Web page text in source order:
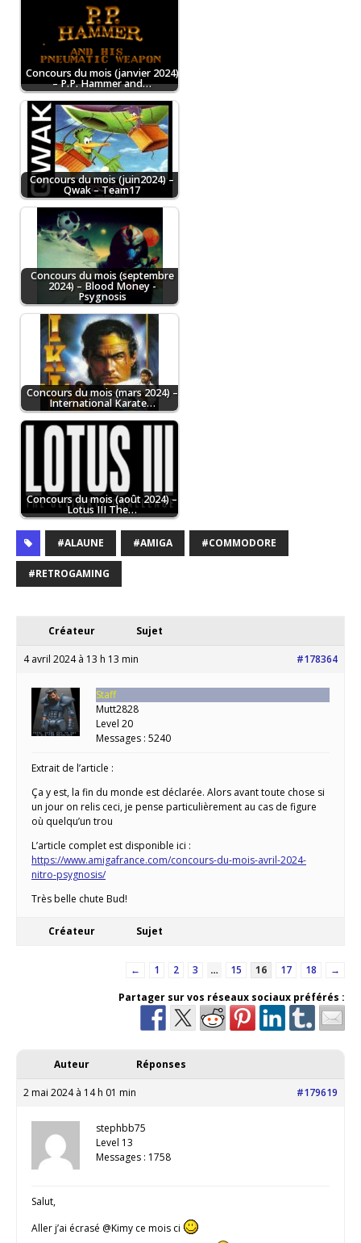
Concours du mois (janvier 2024)
– P.P. Hammer and…
Concours du mois (juin2024) –
Qwak – Team17
Concours du mois (septembre
2024) – Blood Money -
Psygnosis
Concours du mois (mars 2024) –
International Karate…
Concours du mois (août 2024) –
Lotus III The…
#ALAUNE #AMIGA #COMMODORE
#RETROGAMING
Créateur Sujet
4 avril 2024 à 13 h 13 min #178364
Staff
Mutt2828
Level 20
Messages : 5240
Extrait de l’article :
Ça y est, la fin du monde est déclarée. Alors avant toute chose si
un jour on relis ceci, je pense particulièrement au cas de figure
où quelqu’un trou
L’article complet est disponible ici :
https://www.amigafrance.com/concours-du-mois-avril-2024-
nitro-psygnosis/
Très belle chute Bud!
Créateur Sujet
← 1 2 3 … 15 16 17 18
→
Partager sur vos réseaux sociaux préférés :
Auteur Réponses
2 mai 2024 à 14 h 01 min #179619
stephbb75
Level 13
Messages : 1758
Salut,
Aller j’ai écrasé @Kimy ce mois ci